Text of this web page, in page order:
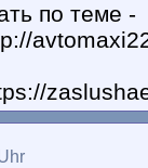
по теме -